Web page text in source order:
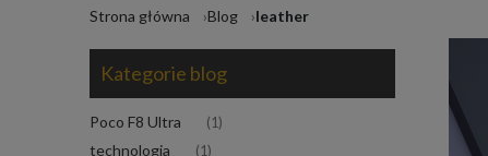
Akcesoria
Strona główna Blog leather
Kategorie blog
Poco F8 Ultra (1)
technologia (1)